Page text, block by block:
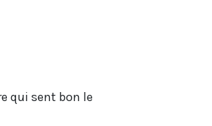
qui sent bon le